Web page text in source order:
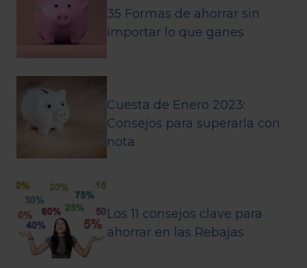
35 Formas de ahorrar sin
importar lo que ganes
Cuesta de Enero 2023:
Consejos para superarla con
nota
Los 11 consejos clave para
ahorrar en las Rebajas